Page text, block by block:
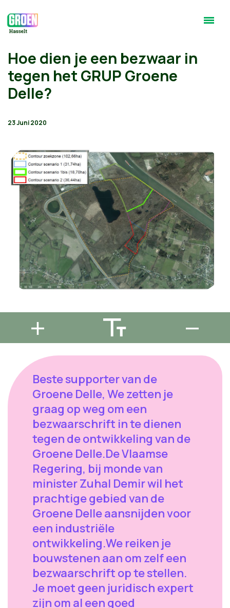
Hoe dien je een bezwaar in
tegen het GRUP Groene
Delle?
23 Juni 2020
Beste supporter van de
Groene Delle, We zetten je
graag op weg om een
bezwaarschrift in te dienen
tegen de ontwikkeling van de
Groene Delle.De Vlaamse
Regering, bij monde van
minister Zuhal Demir wil het
prachtige gebied van de
Groene Delle aansnijden voor
een industriële
ontwikkeling.We reiken je
bouwstenen aan om zelf een
bezwaarschrift op te stellen.
Je moet geen juridisch expert
zijn om al een goed